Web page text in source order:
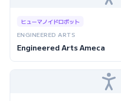
ヒューマノイドロボット
ENGINEERED ARTS
Engineered Arts Ameca